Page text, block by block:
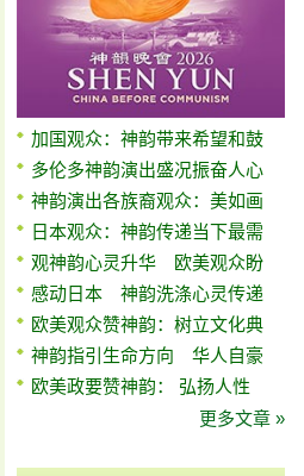
加国观众：神韵带来希望和鼓
多伦多神韵演出盛况振奋人心
神韵演出各族裔观众：美如画
日本观众：神韵传递当下最需
观神韵心灵升华 欧美观众盼
感动日本 神韵洗涤心灵传递
欧美观众赞神韵：树立文化典
神韵指引生命方向 华人自豪
欧美政要赞神韵： 弘扬人性
更多文章 »